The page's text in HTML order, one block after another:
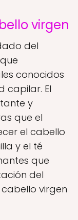
virgen
del
conocidos
capilar. El
y
que el
el cabello
y el té
que
del
virgen